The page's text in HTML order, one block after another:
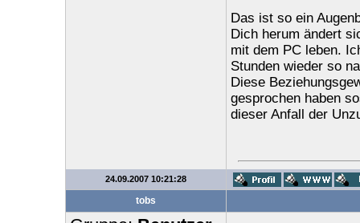
Das ist so ein
Dich herum ändert
mit dem PC leben.
Stunden wieder so
Diese
gesprochen haben
dieser Anfall der
24.09.2007 10:21:28
tobs